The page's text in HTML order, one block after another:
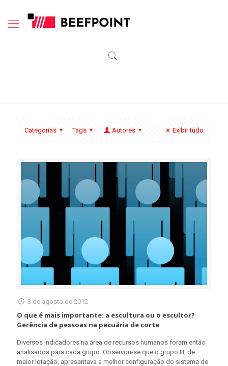
Categorias Tags Autores Exibir tudo
3 de agosto de 2012
O que é mais importante: a escultura ou o escultor?
Gerência de pessoas na pecuária de corte
Diversos indicadores na área de recursos humanos foram então
analisados para cada grupo. Observou-se que o grupo III, de
maior lotação, apresentava a melhor configuração do sistema de